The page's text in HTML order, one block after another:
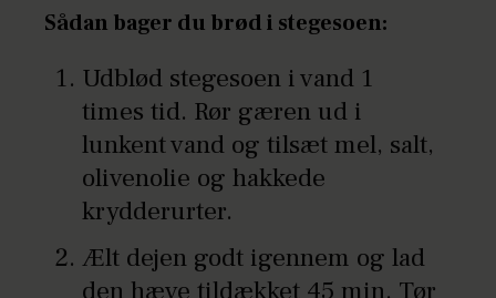
Sådan bager du brød i stegesoen:
Udblød stegesoen i vand 1
times tid. Rør gæren ud i
lunkent vand og tilsæt mel, salt,
olivenolie og hakkede
krydderurter.
Ælt dejen godt igennem og lad
den hæve tildækket 45 min. Tør